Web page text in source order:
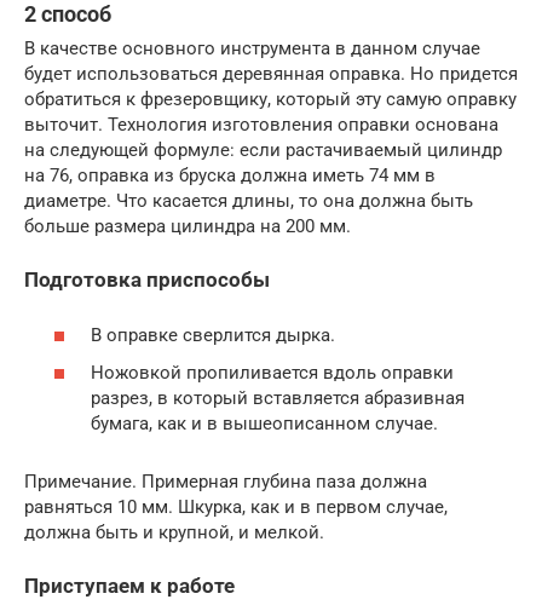
2 способ
В качестве основного инструмента в данном случае
будет использоваться деревянная оправка. Но придется
обратиться к фрезеровщику, который эту самую оправку
выточит. Технология изготовления оправки основана
на следующей формуле: если растачиваемый цилиндр
на 76, оправка из бруска должна иметь 74 мм в
диаметре. Что касается длины, то она должна быть
больше размера цилиндра на 200 мм.
Подготовка приспособы
В оправке сверлится дырка.
Ножовкой пропиливается вдоль оправки
разрез, в который вставляется абразивная
бумага, как и в вышеописанном случае.
Примечание. Примерная глубина паза должна
равняться 10 мм. Шкурка, как и в первом случае,
должна быть и крупной, и мелкой.
Приступаем к работе